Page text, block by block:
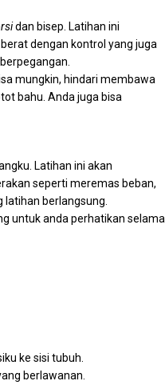
dan bisep. Latihan ini
dengan kontrol yang juga
mungkin, hindari membawa
bahu. Anda juga bisa
Latihan ini akan
seperti meremas beban,
berlangsung.
untuk anda perhatikan selama
ke sisi tubuh.
berlawanan.